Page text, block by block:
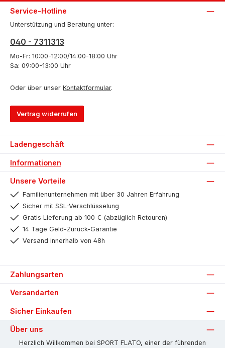
Service-Hotline
Unterstützung und Beratung unter:
040 - 7311313
Mo-Fr: 10:00-12:00/14:00-18:00 Uhr
Sa: 09:00-13:00 Uhr
Oder über unser Kontaktformular.
Vertrag widerrufen
Ladengeschäft
Informationen
Unsere Vorteile
Familienunternehmen mit über 30 Jahren Erfahrung
Sicher mit SSL-Verschlüsselung
Gratis Lieferung ab 100 € (abzüglich Retouren)
14 Tage Geld-Zurück-Garantie
Versand innerhalb von 48h
Zahlungsarten
Versandarten
Sicher Einkaufen
Über uns
Herzlich Willkommen bei SPORT FLATO, einer der führenden